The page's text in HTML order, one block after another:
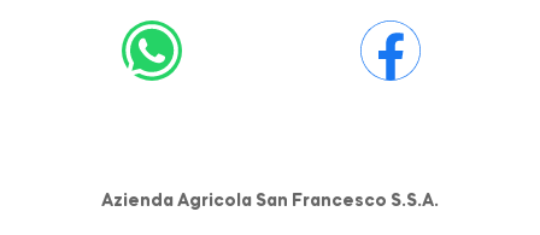
Azienda Agricola San Francesco S.S.A.